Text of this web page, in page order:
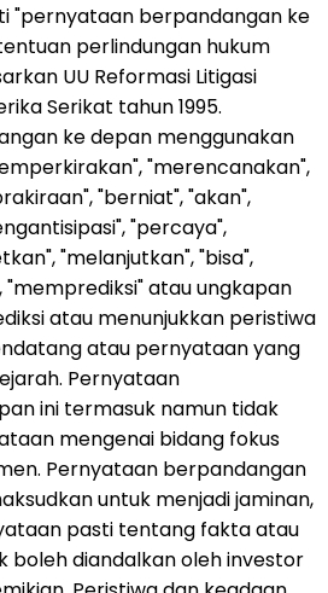
"pernyataan berpandangan ke
perlindungan hukum
UU Reformasi Litigasi
Serikat tahun 1995.
ke depan menggunakan
"merencanakan",
"berniat", "akan",
"percaya",
"melanjutkan", "bisa",
"memprediksi" atau ungkapan
atau menunjukkan peristiwa
atau pernyataan yang
Pernyataan
ini termasuk namun tidak
mengenai bidang fokus
Pernyataan berpandangan
untuk menjadi jaminan,
pasti tentang fakta atau
boleh diandalkan oleh investor